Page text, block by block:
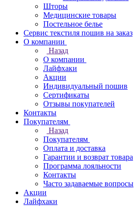
Шторы
Медицинские товары
Постельное белье
Сервис текстиля пошив на заказ
О компании
Назад
О компании
Лайфхаки
Акции
Индивидуальный пошив
Сертификаты
Отзывы покупателей
Контакты
Покупателям
Назад
Покупателям
Оплата и доставка
Гарантии и возврат товара
Программа лояльности
Контакты
Часто задаваемые вопросы
Акции
Лайфхаки